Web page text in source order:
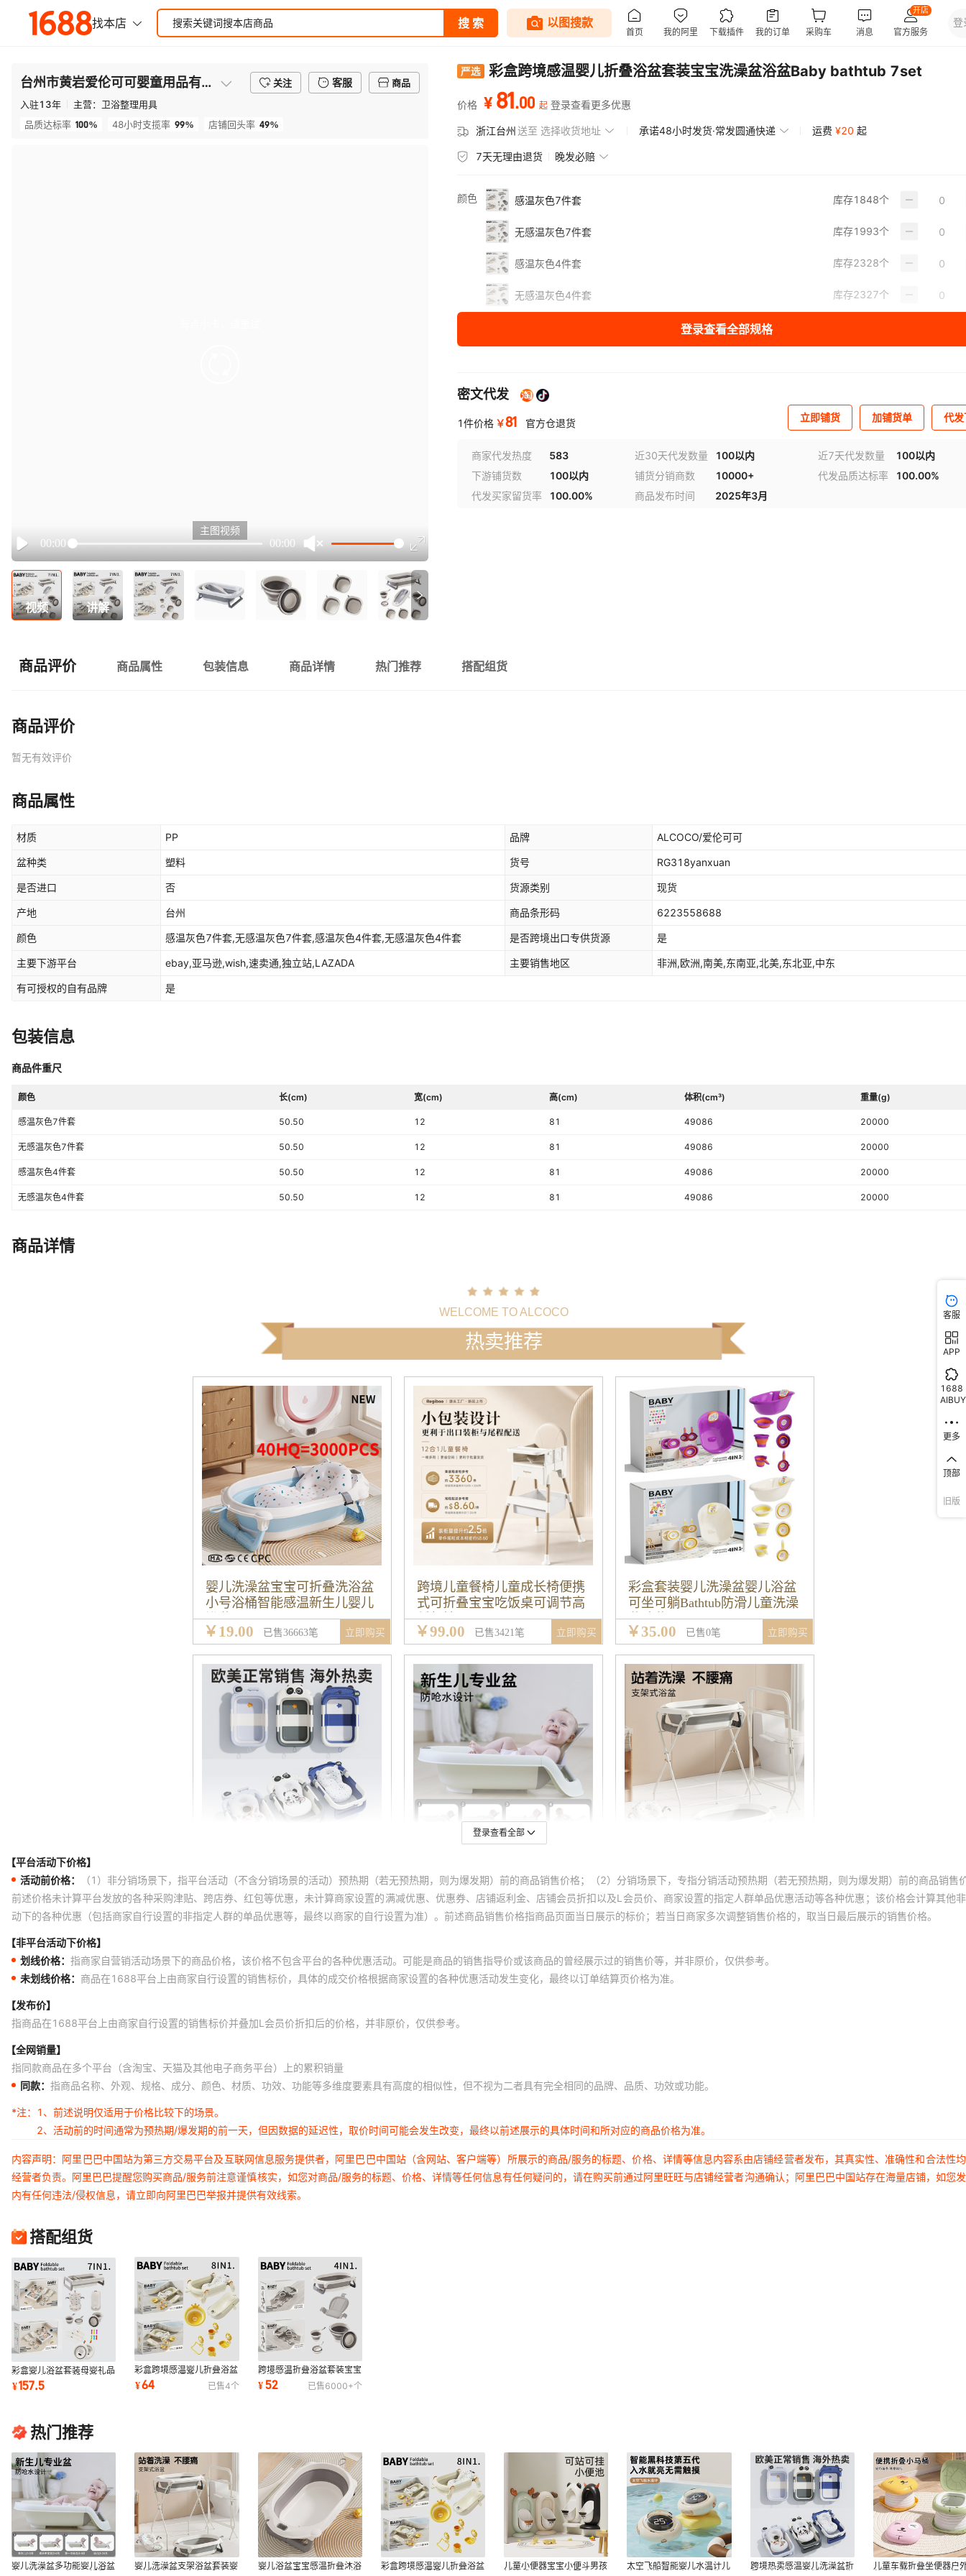
台州市黄岩爱伦可可婴童用品有限公司 关注 客服
商品
入驻13年 主营： 卫浴整理用具
品质达标率 100% 48小时支揽率 99% 店铺回头率 49%
Play
00:00 00:00
主图视频
视频 讲解
彩盒跨境感温婴儿折叠浴盆套装宝宝洗澡盆浴盆Baby bathtub 7set
价格 ¥ 81.00 起 登录查看更多优惠
浙江台州送至 选择收货地址 承诺48小时发货·常发圆通快递 运费 ¥20 起
7天无理由退货 晚发必赔
颜色 感温灰色7件套 库存1848个
无感温灰色7件套 库存1993个
感温灰色4件套 库存2328个
无感温灰色4件套 库存2327个
登录查看全部规格
密文代发
1件价格 ￥81 官方仓退货 立即铺货 加铺货单 代
商家代发热度 583 近30天代发数量 100以内 近7天代发数量
100以内
下游铺货数
100以内 铺货分销商数 10000+ 代发品质达标率
100.00%
代发买家留货率
100.00% 商品发布时间 2025年3月
商品评价 商品属性 包装信息 商品详情 热门推荐 搭配组货
商品评价
暂无有效评价
商品属性
材质 PP 品牌 ALCOCO/爱伦可可
盆种类 塑料 货号 RG318yanxuan
是否进口 否 货源类别 现货
产地 台州 商品条形码 6223558688
颜色 感温灰色7件套,无感温灰色7件套,感温灰色4件套,无感温灰色4件套 是否跨境出口专供货源 是
主要下游平台 ebay,亚马逊,wish,速卖通,独立站,LAZADA 主要销售地区 非洲,欧洲,南美,东南亚,北美,东北亚,中东
有可授权的自有品牌 是
包装信息
商品件重尺
颜色 长(cm) 宽(cm) 高(cm) 体积(cm³) 重量(g)
感温灰色7件套 50.50 12 81 49086 20000
无感温灰色7件套 50.50 12 81 49086 20000
感温灰色4件套 50.50 12 81 49086 20000
无感温灰色4件套 50.50 12 81 49086 20000
商品详情
登录查看全部
【平台活动下价格】
活动前价格：
（1）非分销场景下，指平台活动（不含分销场景的活动）预热期（若无预热期，则为爆发期）前的商品销售价格；（2）分销场景下，专指分销活动预热期（若无预热期，则为爆发期）前的商品销售
前述价格未计算平台发放的各种采购津贴、跨店券、红包等优惠，未计算商家设置的满减优惠、优惠券、店铺返利金、店铺会员折扣以及L会员价、商家设置的指定人群单品优惠活动等各种优惠；该价格会计算其他
动下的各种优惠（包括商家自行设置的非指定人群的单品优惠等，最终以商家的自行设置为准）。前述商品销售价格指商品页面当日展示的标价；若当日商家多次调整销售价格的，取当日最后展示的销售价格。
【非平台活动下价格】
划线价格： 指商家自营销活动场景下的商品价格，该价格不包含平台的各种优惠活动。可能是商品的销售指导价或该商品的曾经展示过的销售价等，并非原价，仅供参考。
未划线价格： 商品在1688平台上由商家自行设置的销售标价，具体的成交价格根据商家设置的各种优惠活动发生变化，最终以订单结算页价格为准。
【发布价】
指商品在1688平台上由商家自行设置的销售标价并叠加L会员价折扣后的价格，并非原价，仅供参考。
【全网销量】
指同款商品在多个平台（含淘宝、天猫及其他电子商务平台）上的累积销量
同款： 指商品名称、外观、规格、成分、颜色、材质、功效、功能等多维度要素具有高度的相似性，但不视为二者具有完全相同的品牌、品质、功效或功能。
*注：
1、前述说明仅适用于价格比较下的场景。
2、活动前的时间通常为预热期/爆发期的前一天，但因数据的延迟性，取价时间可能会发生改变，最终以前述展示的具体时间和所对应的商品价格为准。
内容声明：阿里巴巴中国站为第三方交易平台及互联网信息服务提供者，阿里巴巴中国站（含网站、客户端等）所展示的商品/服务的标题、价格、详情等信息内容系由店铺经营者发布，其真实性、准确性和合法性
经营者负责。阿里巴巴提醒您购买商品/服务前注意谨慎核实，如您对商品/服务的标题、价格、详情等任何信息有任何疑问的，请在购买前通过阿里旺旺与店铺经营者沟通确认；阿里巴巴中国站存在海量店铺，如您
内有任何违法/侵权信息，请立即向阿里巴巴举报并提供有效线索。
搭配组货
彩盒婴儿浴盆套装母婴礼品
浴盆浴床新生儿塑料浴盆宝
宝洗澡盆套装
¥157.5
彩盒跨境感温婴儿折叠浴盆
套装宝宝洗澡桶7件套Baby
bathtub 7set
¥64 已售4个
跨境感温折叠浴盆套装宝宝
洗澡盆婴儿浴盆彩盒Baby
bathtub 4set
¥52 已售6000+个
热门推荐
婴儿洗澡盆多功能婴儿浴盆
家用新生儿四合一可折叠坐
婴儿洗澡盆支架浴盆套装婴
儿洗澡台护理台免弯腰加高
婴儿浴盆宝宝感温折叠沐浴
盆儿童大号浴盆PP+TPE浴
彩盒跨境感温婴儿折叠浴盆
套装宝宝洗澡桶7件套Baby
儿童小便器宝宝小便斗男孩
挂墙式小便池小孩尿壶男童
太空飞船智能婴儿水温计儿
童宝宝洗澡测水温表新生儿
跨境热卖感温婴儿洗澡盆折
叠儿童浴盆可坐躺感温新生
儿童车载折叠坐便器户
营应急神器旅行小马桶
客服
APP
1688
AIBUY
更多
顶部
旧版